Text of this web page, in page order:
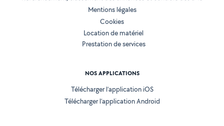
Mentions légales
Cookies
Location de matériel
Prestation de services
NOS APPLICATIONS
Télécharger l’application iOS
Télécharger l’application Android